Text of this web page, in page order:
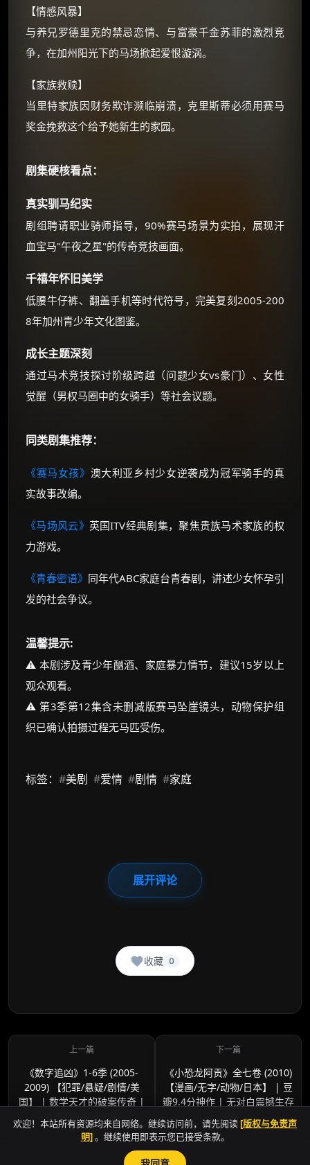
【情感风暴】
与养兄罗德里克的禁忌恋情、与富豪千金苏菲的激烈竞
争，在加州阳光下的马场掀起爱恨漩涡。
【家族救赎】
当里特家族因财务欺诈濒临崩溃，克里斯蒂必须用赛马
奖金挽救这个给予她新生的家园。
剧集硬核看点：
真实驯马纪实
剧组聘请职业骑师指导，90%赛马场景为实拍，展现汗
血宝马"午夜之星"的传奇竞技画面。
千禧年怀旧美学
低腰牛仔裤、翻盖手机等时代符号，完美复刻2005-200
8年加州青少年文化图鉴。
成长主题深刻
通过马术竞技探讨阶级跨越（问题少女vs豪门）、女性
觉醒（男权马圈中的女骑手）等社会议题。
同类剧集推荐：
《赛马女孩》 澳大利亚乡村少女逆袭成为冠军骑手的真
实故事改编。
《马场风云》 英国ITV经典剧集，聚焦贵族马术家族的权
力游戏。
《青春密语》 同年代ABC家庭台青春剧，讲述少女怀孕引
发的社会争议。
温馨提示:
⚠️ 本剧涉及青少年酗酒、家庭暴力情节，建议15岁以上
观众观看。
⚠️ 第3季第12集含未删减版赛马坠崖镜头，动物保护组
织已确认拍摄过程无马匹受伤。
标签： #美剧 #爱情 #剧情 #家庭
展开评论
收藏 0
《数字追凶》1-6季 (2005-
2009) 【犯罪/悬疑/剧情/美
国】 | 数学天才的破案传奇 |
经典高智商刑侦剧
《小恐龙阿贡》全七卷 (2010)
【漫画/无字/动物/日本】 | 豆
瓣9.4分神作 | 无对白震撼生存
史诗
☕ 海外大侠？通过 Ko-fi 赐茶
欢迎！本站所有资源均来自网络。继续访问前，请先阅读 [版权与免责声
明]。继续使用即表示您已接受条款。